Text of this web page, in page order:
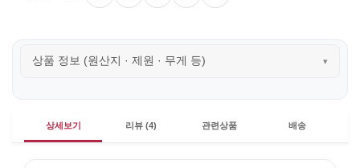
상품 정보 (원산지 · 제원 · 무게 등) ▾
상세보기 리뷰 (4) 관련상품 배송